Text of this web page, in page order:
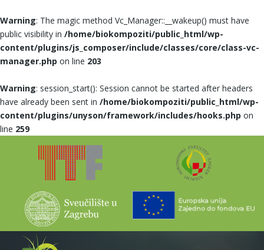
Warning: The magic method Vc_Manager::__wakeup() must have
public visibility in /home/biokompoziti/public_html/wp-
content/plugins/js_composer/include/classes/core/class-vc-
manager.php on line 203
Warning: session_start(): Session cannot be started after headers
have already been sent in /home/biokompoziti/public_html/wp-
content/plugins/unyson/framework/includes/hooks.php on
line 259